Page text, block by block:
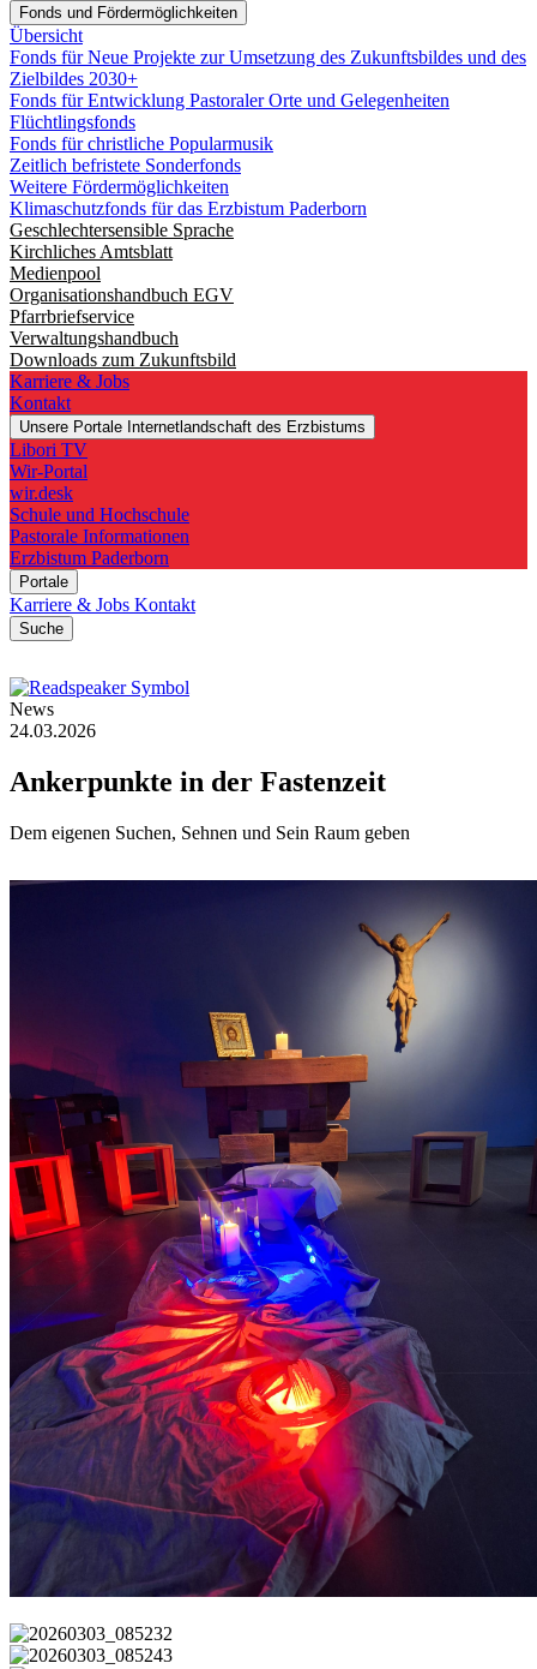
Fonds und Fördermöglichkeiten
Übersicht
Fonds für Neue Projekte zur Umsetzung des Zukunftsbildes und des
Zielbildes 2030+
Fonds für Entwicklung Pastoraler Orte und Gelegenheiten
Flüchtlingsfonds
Fonds für christliche Popularmusik
Zeitlich befristete Sonderfonds
Weitere Fördermöglichkeiten
Klimaschutzfonds für das Erzbistum Paderborn
Geschlechtersensible Sprache
Kirchliches Amtsblatt
Medienpool
Organisationshandbuch EGV
Pfarrbriefservice
Verwaltungshandbuch
Downloads zum Zukunftsbild
Karriere & Jobs
Kontakt
Unsere Portale Internetlandschaft des Erzbistums
Libori TV
Wir-Portal
wir.desk
Schule und Hochschule
Pastorale Informationen
Erzbistum Paderborn
Portale
Karriere & Jobs Kontakt
Suche
News
24.03.2026
Ankerpunkte in der Fastenzeit
Dem eigenen Suchen, Sehnen und Sein Raum geben